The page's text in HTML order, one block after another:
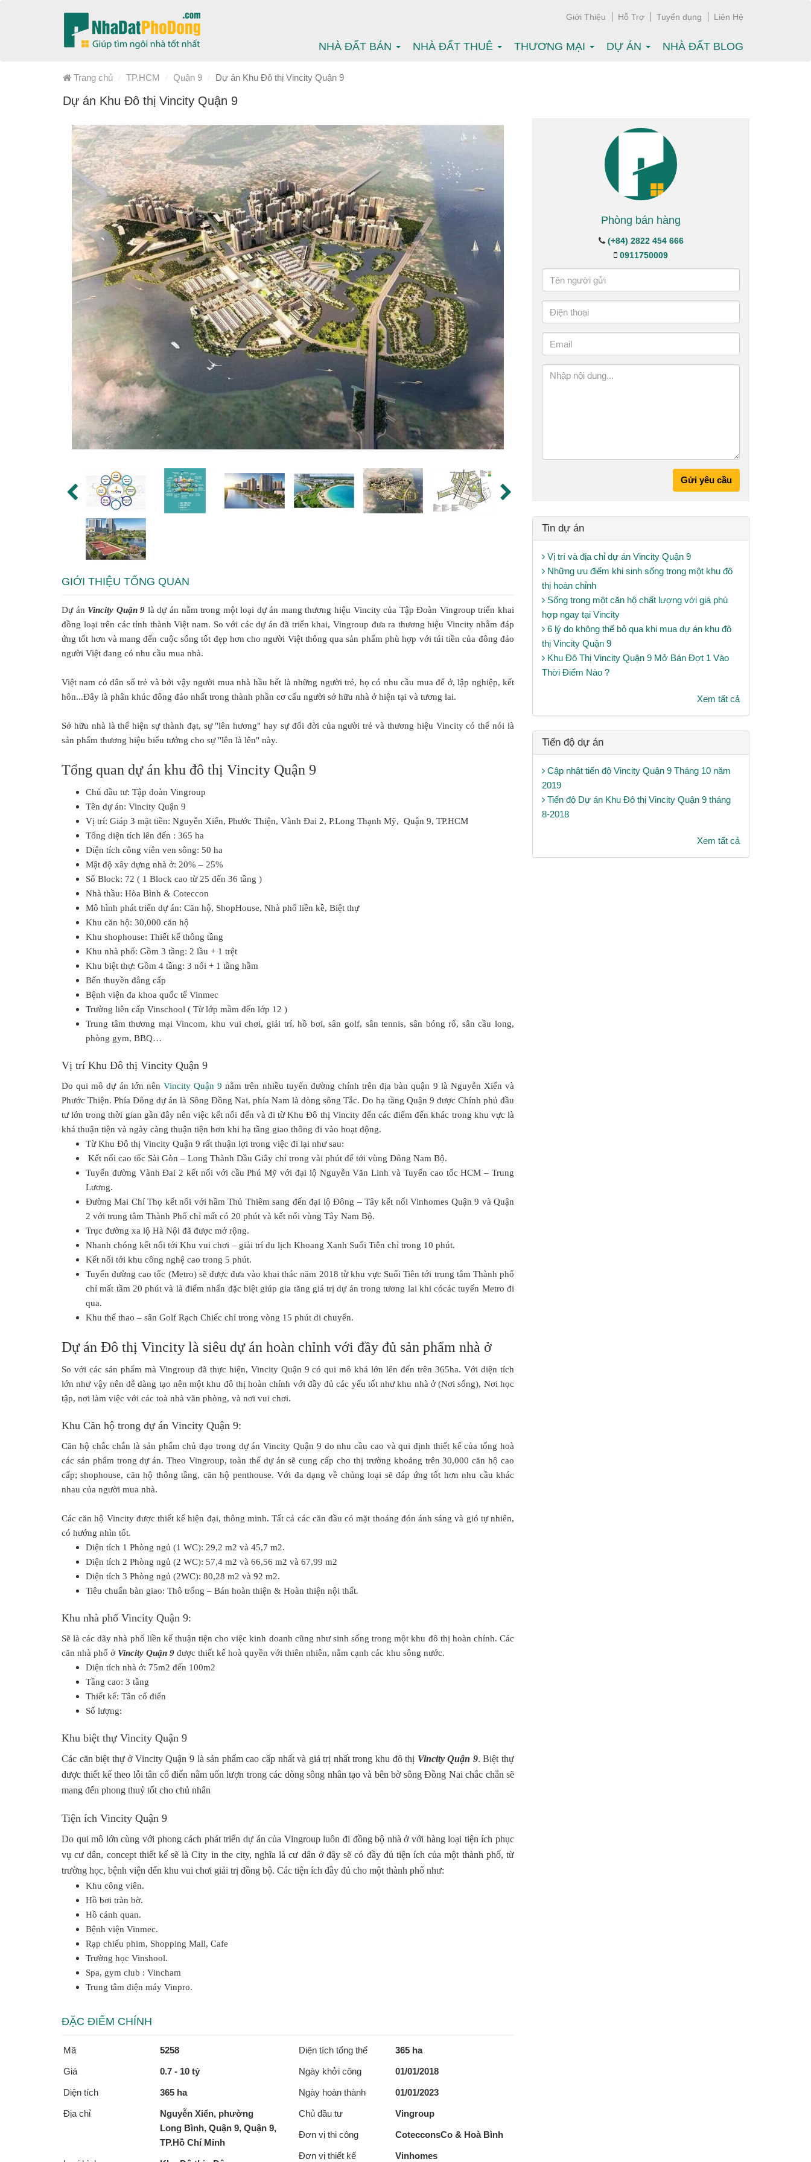
Giới Thiệu Hỗ Trợ Tuyển dụng Liên Hệ
NHÀ ĐẤT BÁN NHÀ ĐẤT THUÊ THƯƠNG MẠI DỰ ÁN NHÀ ĐẤT BLOG
Trang chủ TP.HCM Quận 9 Dự án Khu Đô thị Vincity Quận 9
Dự án Khu Đô thị Vincity Quận 9
GIỚI THIỆU TỔNG QUAN
Dự án Vincity Quận 9 là dự án nằm trong một loại dự án mang thương hiệu Vincity của Tập Đoàn Vingroup triển khai
đồng loại trên các tỉnh thành Việt nam. So với các dự án đã triển khai, Vingroup đưa ra thương hiệu Vincity nhằm đáp
ứng tốt hơn và mang đến cuộc sống tốt đẹp hơn cho người Việt thông qua sản phẩm phù hợp với túi tiền của đông đảo
người Việt đang có nhu cầu mua nhà.
Việt nam có dân số trẻ và bởi vậy người mua nhà hầu hết là những người trẻ, họ có nhu cầu mua để ở, lập nghiệp, kết
hôn...Đây là phân khúc đông đảo nhất trong thành phần cơ cấu người sở hữu nhà ở hiện tại và tương lai.
Sở hữu nhà là thể hiện sự thành đạt, sự "lên hương" hay sự đổi đời của người trẻ và thương hiệu Vincity có thể nói là
sản phẩm thương hiệu biểu tưởng cho sự "lên là lên" này.
Tổng quan dự án khu đô thị Vincity Quận 9
Chủ đầu tư: Tập đoàn Vingroup
Tên dự án: Vincity Quận 9
Vị trí: Giáp 3 mặt tiền: Nguyễn Xiển, Phước Thiện, Vành Đai 2, P.Long Thạnh Mỹ, Quận 9, TP.HCM
Tổng diện tích lên đến : 365 ha
Diện tích công viên ven sông: 50 ha
Mật độ xây dựng nhà ở: 20% – 25%
Số Block: 72 ( 1 Block cao từ 25 đến 36 tầng )
Nhà thầu: Hòa Bình & Coteccon
Mô hình phát triển dự án: Căn hộ, ShopHouse, Nhà phố liền kề, Biệt thự
Khu căn hộ: 30,000 căn hộ
Khu shophouse: Thiết kế thông tầng
Khu nhà phố: Gồm 3 tầng: 2 lầu + 1 trệt
Khu biệt thự: Gồm 4 tầng: 3 nổi + 1 tầng hầm
Bến thuyền đẳng cấp
Bệnh viện đa khoa quốc tế Vinmec
Trường liên cấp Vinschool ( Từ lớp mầm đến lớp 12 )
Trung tâm thương mại Vincom, khu vui chơi, giải trí, hồ bơi, sân golf, sân tennis, sân bóng rổ, sân cầu long,
phòng gym, BBQ…
Vị trí Khu Đô thị Vincity Quận 9
Do qui mô dự án lớn nên Vincity Quận 9 nằm trên nhiều tuyến đường chính trên địa bàn quận 9 là Nguyễn Xiển và
Phước Thiện. Phía Đông dự án là Sông Đồng Nai, phía Nam là dòng sông Tắc. Do hạ tầng Quận 9 được Chính phủ đầu
tư lớn trong thời gian gần đây nên việc kết nối đến và đi từ Khu Đô thị Vincity đến các điểm đến khác trong khu vực là
khá thuận tiện và ngày càng thuận tiện hơn khi hạ tầng giao thông đi vào hoạt động.
Từ Khu Đô thị Vincity Quận 9 rất thuận lợi trong việc đi lại như sau:
Kết nối cao tốc Sài Gòn – Long Thành Dầu Giây chỉ trong vài phút để tới vùng Đông Nam Bộ.
Tuyến đường Vành Đai 2 kết nối với cầu Phú Mỹ với đại lộ Nguyễn Văn Linh và Tuyến cao tốc HCM – Trung
Lương.
Đường Mai Chí Thọ kết nối với hầm Thủ Thiêm sang đến đại lộ Đông – Tây kết nối Vinhomes Quận 9 và Quận
2 với trung tâm Thành Phố chỉ mất có 20 phút và kết nối vùng Tây Nam Bộ.
Trục đường xa lộ Hà Nội đã được mở rộng.
Nhanh chóng kết nối tới Khu vui chơi – giải trí du lịch Khoang Xanh Suối Tiên chỉ trong 10 phút.
Kết nối tới khu công nghệ cao trong 5 phút.
Tuyến đường cao tốc (Metro) sẽ được đưa vào khai thác năm 2018 từ khu vực Suối Tiên tới trung tâm Thành phố
chỉ mất tầm 20 phút và là điểm nhấn đặc biệt giúp gia tăng giá trị dự án trong tương lai khi cócác tuyến Metro đi
qua.
Khu thể thao – sân Golf Rạch Chiếc chỉ trong vòng 15 phút di chuyển.
Dự án Đô thị Vincity là siêu dự án hoàn chỉnh với đầy đủ sản phẩm nhà ở
So với các sản phẩm mà Vingroup đã thực hiện, Vincity Quận 9 có qui mô khá lớn lên đến trên 365ha. Với diện tích
lớn như vậy nên dễ dàng tạo nên một khu đô thị hoàn chính với đầy đủ các yếu tốt như khu nhà ở (Nơi sống), Nơi học
tập, nơi làm việc với các toà nhà văn phòng, và nơi vui chơi.
Khu Căn hộ trong dự án Vincity Quận 9:
Căn hộ chắc chắn là sản phẩm chủ đạo trong dự án Vincity Quận 9 do nhu cầu cao và qui định thiết kế của tổng hoà
các sản phẩm trong dự án. Theo Vingroup, toàn thể dự án sẽ cung cấp cho thị trường khoảng trên 30,000 căn hộ cao
cấp; shophouse, căn hộ thông tầng, căn hộ penthouse. Với đa dạng về chủng loại sẽ đáp ứng tốt hơn nhu cầu khác
nhau của người mua nhà.
Các căn hộ Vincity được thiết kế hiện đại, thông minh. Tất cả các căn đầu có mặt thoáng đón ánh sáng và gió tự nhiên,
có hướng nhìn tốt.
Diện tích 1 Phòng ngủ (1 WC): 29,2 m2 và 45,7 m2.
Diện tích 2 Phòng ngủ (2 WC): 57,4 m2 và 66,56 m2 và 67,99 m2
Diện tích 3 Phòng ngủ (2WC): 80,28 m2 và 92 m2.
Tiêu chuẩn bàn giao: Thô trống – Bán hoàn thiện & Hoàn thiện nội thất.
Khu nhà phố Vincity Quận 9:
Sẽ là các dãy nhà phố liền kế thuận tiện cho việc kinh doanh cũng như sinh sống trong một khu đô thị hoàn chỉnh. Các
căn nhà phố ở Vincity Quận 9 được thiết kế hoà quyền với thiên nhiên, nằm cạnh các khu sông nước.
Diện tích nhà ở: 75m2 đến 100m2
Tầng cao: 3 tầng
Thiết kế: Tân cổ điển
Số lượng:
Khu biệt thự Vincity Quận 9
Các căn biệt thự ở Vincity Quận 9 là sản phẩm cao cấp nhất và giá trị nhất trong khu đô thị Vincity Quận 9. Biệt thự
được thiết kế theo lỗi tân cổ điển nằm uốn lượn trong các dòng sông nhân tạo và bên bờ sông Đồng Nai chắc chắn sẽ
mang đến phong thuỷ tốt cho chủ nhân
Tiện ích Vincity Quận 9
Do qui mô lớn cùng với phong cách phát triển dự án của Vingroup luôn đi đồng bộ nhà ở với hàng loại tiện ích phục
vụ cư dân, concept thiết kế sẽ là City in the city, nghĩa là cư dân ở đây sẽ có đầy đủ tiện ích của một thành phố, từ
trường học, bệnh viện đến khu vui chơi giải trị đồng bộ. Các tiện ích đầy đủ cho một thành phố như:
Khu công viên.
Hồ bơi tràn bờ.
Hồ cảnh quan.
Bệnh viện Vinmec.
Rạp chiếu phim, Shopping Mall, Cafe
Trường học Vinshool.
Spa, gym club : Vincham
Trung tâm điện máy Vinpro.
ĐẶC ĐIỂM CHÍNH
Mã 5258
Giá 0.7 - 10 tỷ
Diện tích 365 ha
Địa chỉ
Nguyễn Xiển, phường
Long Bình, Quận 9, Quận 9,
TP.Hồ Chí Minh
Diện tích tổng thể 365 ha
Ngày khởi công 01/01/2018
Ngày hoàn thành 01/01/2023
Chủ đầu tư Vingroup
Đơn vị thi công CotecconsCo & Hoà Bình
Đơn vị thiết kế Vinhomes
Phòng bán hàng
(+84) 2822 454 666
0911750009
Gửi yêu cầu
Tin dự án
Vị trí và địa chỉ dự án Vincity Quận 9
Những ưu điểm khi sinh sống trong một khu đô
thị hoàn chỉnh
Sống trong một căn hộ chất lượng với giá phù
hợp ngay tại Vincity
6 lý do không thể bỏ qua khi mua dự án khu đô
thị Vincity Quận 9
Khu Đô Thị Vincity Quận 9 Mở Bán Đợt 1 Vào
Thời Điểm Nào ?
Xem tất cả
Tiến độ dự án
Cập nhật tiến độ Vincity Quận 9 Tháng 10 năm
2019
Tiến độ Dự án Khu Đô thị Vincity Quận 9 tháng
8-2018
Xem tất cả